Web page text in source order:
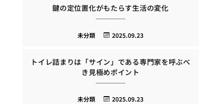
鍵の定位置化がもたらす生活の変化
2025.09.23
未分類
トイレ詰まりは「サイン」である専門家を呼ぶべ
き見極めポイント
2025.09.23
未分類